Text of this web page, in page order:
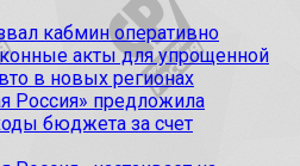
кабмин оперативно
акты для упрощенной
в новых регионах
Россия» предложила
бюджета за счет